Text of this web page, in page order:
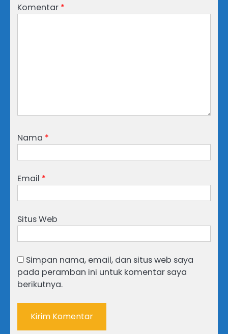
Komentar *
Nama *
Email *
Situs Web
Simpan nama, email, dan situs web saya
pada peramban ini untuk komentar saya
berikutnya.